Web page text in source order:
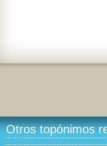
Otros topónimos